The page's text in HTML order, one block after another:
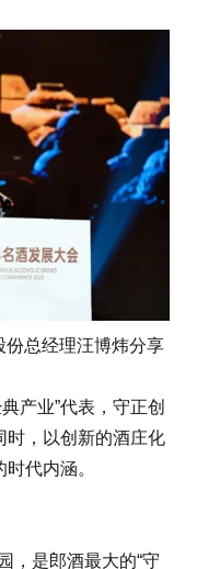
份总经理汪博炜分享
业”代表，守正创
时，以创新的酒庄化
代内涵。
是郎酒最大的“守